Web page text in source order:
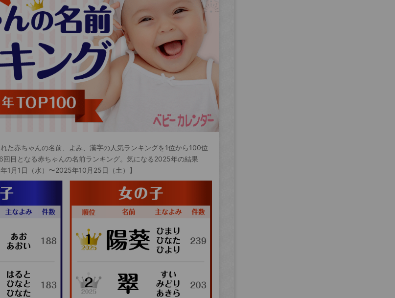
た赤ちゃんの名前、よみ、漢字の人気ランキングを1位から100位
回目となる赤ちゃんの名前ランキング。気になる2025年の結果
1月1日（水）〜2025年10月25日（土）】